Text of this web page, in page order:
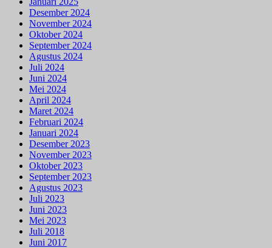
Desember 2024
November 2024
Oktober 2024
September 2024
Agustus 2024
Juli 2024
Juni 2024
Mei 2024
April 2024
Maret 2024
Februari 2024
Januari 2024
Desember 2023
November 2023
Oktober 2023
September 2023
Agustus 2023
Juli 2023
Juni 2023
Mei 2023
Juli 2018
Juni 2017